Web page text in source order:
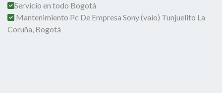
Servicio en todo Bogotá
Mantenimiento Pc De Empresa Sony (vaio) Tunjuelito La
Coruña, Bogotá